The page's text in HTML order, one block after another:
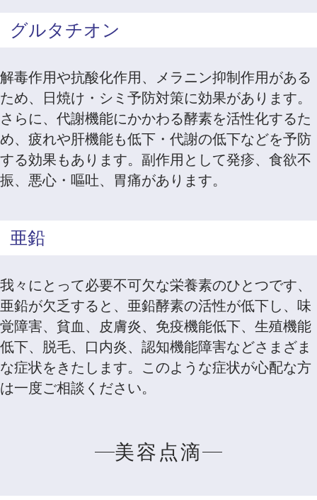
グルタチオン
解毒作用や抗酸化作用、メラニン抑制作用がある
ため、日焼け・シミ予防対策に効果があります。
さらに、代謝機能にかかわる酵素を活性化するた
め、疲れや肝機能も低下・代謝の低下などを予防
する効果もあります。副作用として発疹、食欲不
振、悪心・嘔吐、胃痛があります。
亜鉛
我々にとって必要不可欠な栄養素のひとつです、
亜鉛が欠乏すると、亜鉛酵素の活性が低下し、味
覚障害、貧血、皮膚炎、免疫機能低下、生殖機能
低下、脱毛、口内炎、認知機能障害などさまざま
な症状をきたします。このような症状が心配な方
は一度ご相談ください。
美容点滴